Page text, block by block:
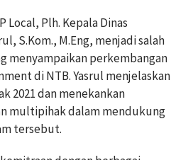
Local, Plh. Kepala Dinas
S.Kom., M.Eng, menjadi salah
menyampaikan perkembangan
di NTB. Yasrul menjelaskan
2021 dan menekankan
multipihak dalam mendukung
tersebut.